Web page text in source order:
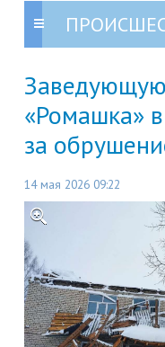
«Ромашка»
за
14 мая 2026 09:22